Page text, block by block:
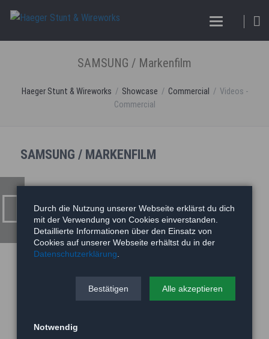
SAMSUNG / Markenfilm
Haeger Stunt & Wireworks Showcase Commercial
Videos -
Commercial
SAMSUNG / MARKENFILM
Durch die Nutzung unserer Webseite erklärst du dich
mit der Verwendung von Cookies einverstanden.
Detaillierte Informationen über den Einsatz von
Cookies auf unserer Webseite erhältst du in der
Datenschutzerklärung.
Bestätigen Alle akzeptieren
Notwendig